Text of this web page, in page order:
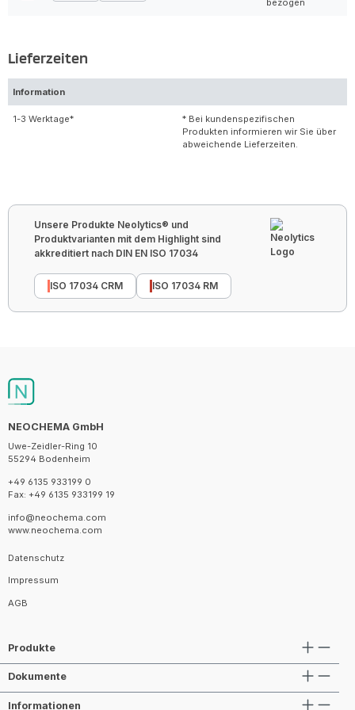
bezogen
Lieferzeiten
Information
1-3 Werktage*
* Bei kundenspezifischen
Produkten informieren wir Sie über
abweichende Lieferzeiten.
Unsere Produkte Neolytics® und
Produktvarianten mit dem Highlight sind
akkreditiert nach DIN EN ISO 17034
ISO 17034 CRM ISO 17034 RM
NEOCHEMA GmbH
Uwe-Zeidler-Ring 10
55294 Bodenheim
+49 6135 933199 0
Fax: +49 6135 933199 19
info@neochema.com
www.neochema.com
Datenschutz
Impressum
AGB
Produkte
Dokumente
Informationen